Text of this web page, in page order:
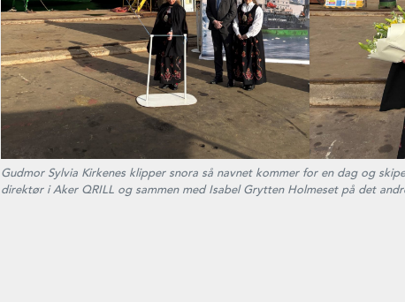
Gudmor Sylvia Kirkenes klipper snora så navnet kommer for en dag og
direktør i Aker QRILL og sammen med Isabel Grytten Holmeset på det